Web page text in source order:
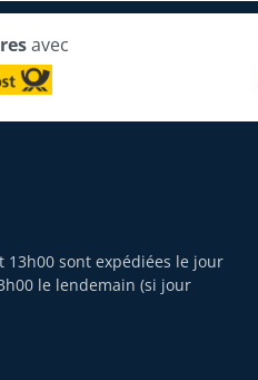
avec
13h00 sont expédiées le jour
le lendemain (si jour